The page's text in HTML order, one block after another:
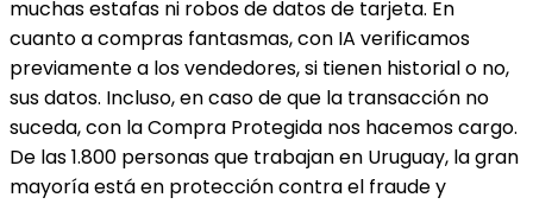
muchas estafas ni robos de datos de tarjeta. En
cuanto a compras fantasmas, con IA verificamos
previamente a los vendedores, si tienen historial o no,
sus datos. Incluso, en caso de que la transacción no
suceda, con la Compra Protegida nos hacemos cargo.
De las 1.800 personas que trabajan en Uruguay, la gran
mayoría está en protección contra el fraude y